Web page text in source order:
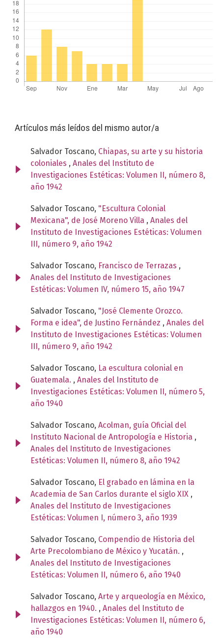
Artículos más leídos del mismo autor/a
Salvador Toscano, Chiapas, su arte y su historia
coloniales , Anales del Instituto de
Investigaciones Estéticas: Volumen II, número 8,
año 1942
Salvador Toscano, "Escultura Colonial
Mexicana", de José Moreno Villa , Anales del
Instituto de Investigaciones Estéticas: Volumen
III, número 9, año 1942
Salvador Toscano, Francisco de Terrazas ,
Anales del Instituto de Investigaciones
Estéticas: Volumen IV, número 15, año 1947
Salvador Toscano, "José Clemente Orozco.
Forma e idea", de Justino Fernández , Anales del
Instituto de Investigaciones Estéticas: Volumen
III, número 9, año 1942
Salvador Toscano, La escultura colonial en
Guatemala. , Anales del Instituto de
Investigaciones Estéticas: Volumen II, número 5,
año 1940
Salvador Toscano, Acolman, guía Oficial del
Instituto Nacional de Antropología e Historia ,
Anales del Instituto de Investigaciones
Estéticas: Volumen II, número 8, año 1942
Salvador Toscano, El grabado en lámina en la
Academia de San Carlos durante el siglo XIX ,
Anales del Instituto de Investigaciones
Estéticas: Volumen I, número 3, año 1939
Salvador Toscano, Compendio de Historia del
Arte Precolombiano de México y Yucatán. ,
Anales del Instituto de Investigaciones
Estéticas: Volumen II, número 6, año 1940
Salvador Toscano, Arte y arqueología en México,
hallazgos en 1940. , Anales del Instituto de
Investigaciones Estéticas: Volumen II, número 6,
año 1940